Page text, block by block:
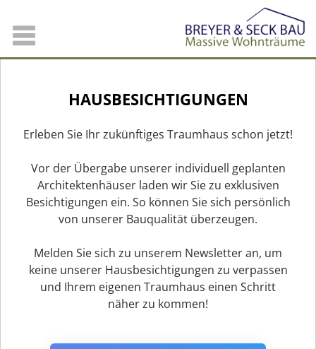
HAUSBESICHTIGUNGEN
Erleben Sie Ihr zukünftiges Traumhaus schon jetzt!
Vor der Übergabe unserer individuell geplanten
Architektenhäuser laden wir Sie zu exklusiven
Besichtigungen ein. So können Sie sich persönlich
von unserer Bauqualität überzeugen.
Melden Sie sich zu unserem Newsletter an, um
keine unserer Hausbesichtigungen zu verpassen
und Ihrem eigenen Traumhaus einen Schritt
näher zu kommen!